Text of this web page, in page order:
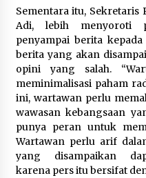
8
Bakteri
untuk
8
Sementara itu, Sekretaris
Adi, lebih menyoroti
penyampai berita
berita yang akan
opini yang salah.
meminimalisasi paham
ini, wartawan perlu
wawasan kebangsaan
punya peran untuk
Wartawan perlu arif
yang disampaikan
karena pers itu bersifat